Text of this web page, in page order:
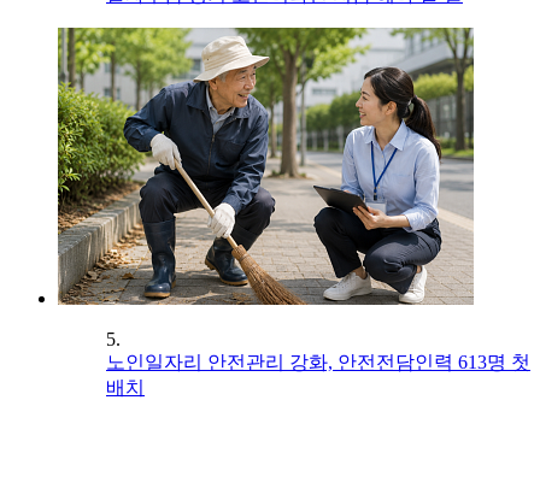
5.
노인일자리 안전관리 강화, 안전전담인력 613명 첫
배치